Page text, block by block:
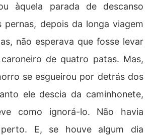
àquela parada de descanso
pernas, depois da longa viagem
não esperava que fosse levar
de quatro patas. Mas,
se esgueirou por detrás dos
ele descia da caminhonete,
como ignorá-lo. Não havia
E, se houve algum dia